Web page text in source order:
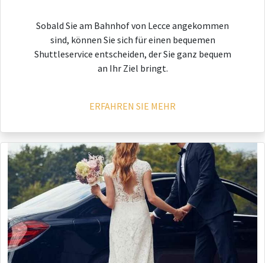
Sobald Sie am Bahnhof von Lecce angekommen
sind, können Sie sich für einen bequemen
Shuttleservice entscheiden, der Sie ganz bequem
an Ihr Ziel bringt.
ERFAHREN SIE MEHR